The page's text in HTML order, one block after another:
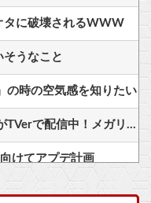
タに破壊されるWWW
うなこと
の時の空気感を知りたい
ポケットモンスター ジ・オリジンがTVerで配信中！メガリザードンXが初お披露目された作品
けてアプデ計画
ハンティングシム『Way of the Hunter 2』9/29発売決定＆PSStoreでプレオーダー可能に—デラックス版は24時間早期アクセス、前作購入者は10％割引も